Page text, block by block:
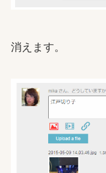
消えます。